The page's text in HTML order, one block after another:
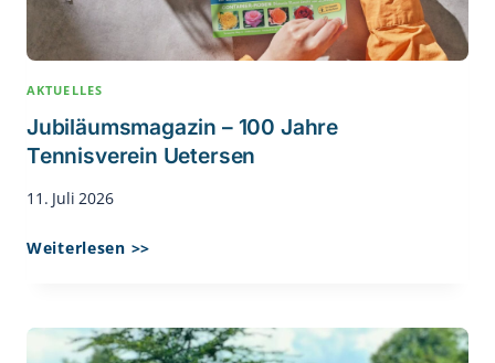
AKTUELLES
Jubiläumsmagazin – 100 Jahre
Tennisverein Uetersen
11. Juli 2026
Weiterlesen >>
Tennisverein